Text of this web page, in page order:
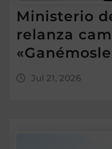
Ministerio
relanza
Jul 21, 2026